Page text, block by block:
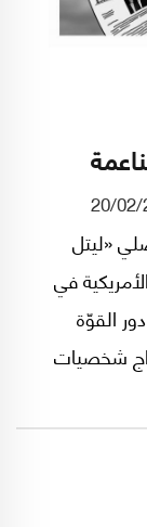
20/
«ليتل
في
القوّة
شخصيات